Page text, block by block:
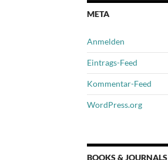
META
Anmelden
Eintrags-Feed
Kommentar-Feed
WordPress.org
BOOKS & JOURNALS